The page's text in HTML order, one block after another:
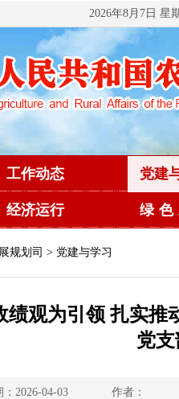
2026年8月7日 星
工作动态 党建
经济运行 绿
规划司 > 党建与学习
绩观为引领 扎实
党
：2026-04-03 作者：